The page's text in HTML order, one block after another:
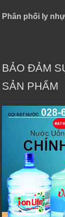
Phân phối ly
BẢO ĐẢM
SẢN PHẨM